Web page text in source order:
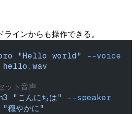
インからも操作できる。
"Hello world"
--voice
hello.wav
ット音声
"こんにちは"
--speaker
"穏やかに"